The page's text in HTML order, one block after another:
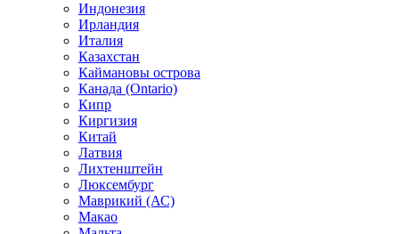
Индонезия
Ирландия
Италия
Казахстан
Каймановы острова
Канада (Ontario)
Кипр
Киргизия
Китай
Латвия
Лихтенштейн
Люксембург
Маврикий (АС)
Макао